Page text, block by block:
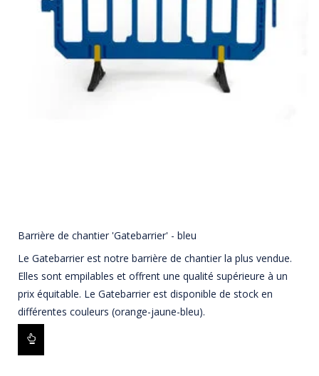
Barrière de chantier 'Gatebarrier' - bleu
Le Gatebarrier est notre barrière de chantier la plus vendue.
Elles sont empilables et offrent une qualité supérieure à un
prix équitable. Le Gatebarrier est disponible de stock en
différentes couleurs (orange-jaune-bleu).